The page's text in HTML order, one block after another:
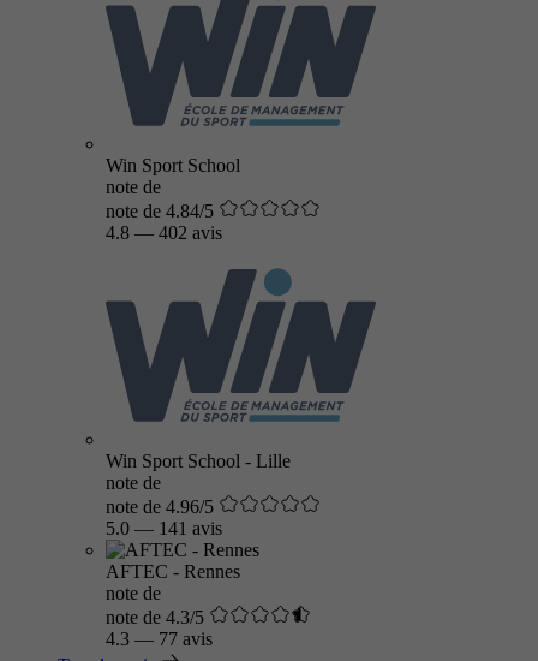
Win Sport School
note de
note de 4.84/5
4.8 — 402 avis
Win Sport School - Lille
note de
note de 4.96/5
5.0 — 141 avis
AFTEC - Rennes
note de
note de 4.3/5
4.3 — 77 avis